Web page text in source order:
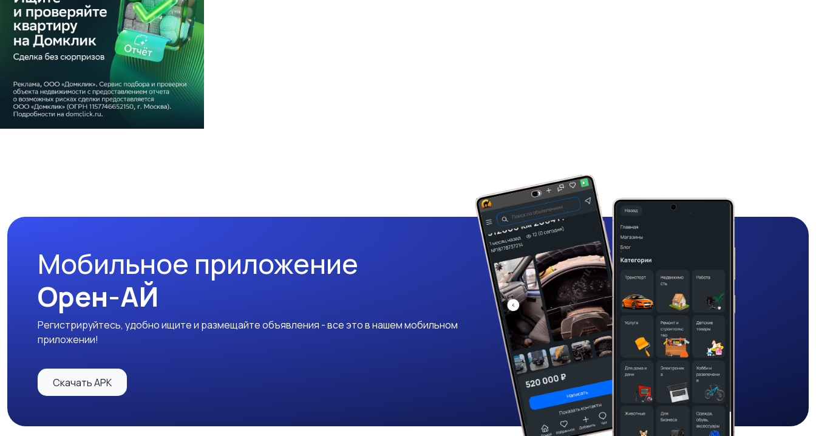
Мобильное приложение
Орен-АЙ
Регистрируйтесь, удобно ищите и размещайте объявления - все это в нашем мобильном
приложении!
Скачать APK